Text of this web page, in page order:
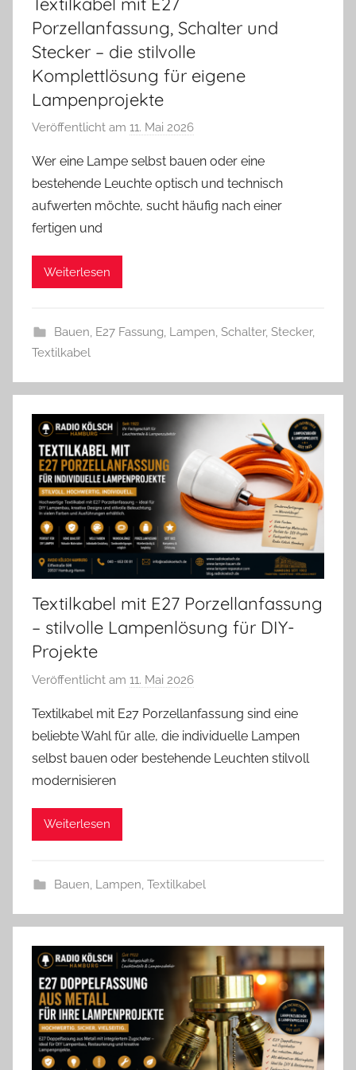
Porzellanfassung, Schalter und
Stecker – die stilvolle
Komplettlösung für eigene
Lampenprojekte
Veröffentlicht am 11. Mai 2026
n
A
n
Wer eine Lampe selbst bauen oder eine
bestehende Leuchte optisch und technisch
aufwerten möchte, sucht häufig nach einer
fertigen und
Weiterlesen
Bauen, E27 Fassung, Lampen, Schalter, Stecker,
Textilkabel
Textilkabel mit E27 Porzellanfassung
– stilvolle Lampenlösung für DIY-
Projekte
Veröffentlicht am 11. Mai 2026
n
A
n
Textilkabel mit E27 Porzellanfassung sind eine
beliebte Wahl für alle, die individuelle Lampen
selbst bauen oder bestehende Leuchten stilvoll
modernisieren
Weiterlesen
Bauen, Lampen, Textilkabel